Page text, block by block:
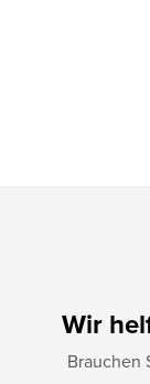
Wir
Brauchen